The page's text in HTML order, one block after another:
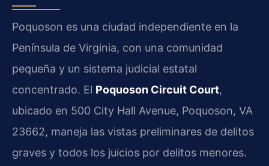
Poquoson es una ciudad independiente en la
Península de Virginia, con una comunidad
pequeña y un sistema judicial estatal
concentrado. El Poquoson Circuit Court,
ubicado en 500 City Hall Avenue, Poquoson, VA
23662, maneja las vistas preliminares de delitos
graves y todos los juicios por delitos menores.